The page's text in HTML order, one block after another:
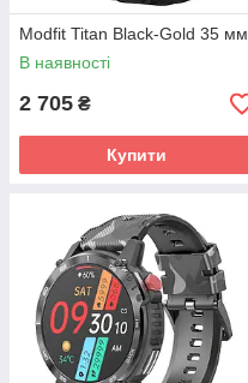
Modfit Titan Black-Gold 35 мм.
В наявності
2 705 ₴
Купити